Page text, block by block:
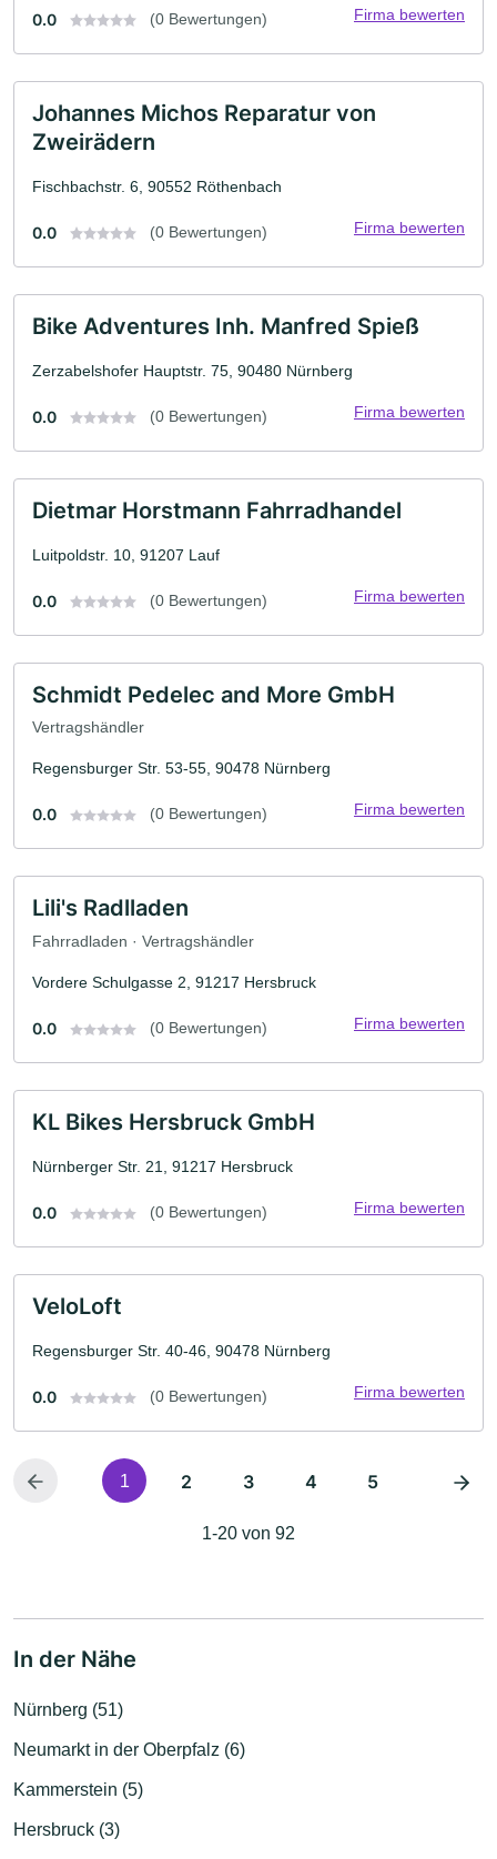
0.0 (0 Bewertungen) Firma bewerten
Johannes Michos Reparatur von
Zweirädern
Fischbachstr. 6, 90552 Röthenbach
0.0 (0 Bewertungen) Firma bewerten
Bike Adventures Inh. Manfred Spieß
Zerzabelshofer Hauptstr. 75, 90480 Nürnberg
0.0 (0 Bewertungen) Firma bewerten
Dietmar Horstmann Fahrradhandel
Luitpoldstr. 10, 91207 Lauf
0.0 (0 Bewertungen) Firma bewerten
Schmidt Pedelec and More GmbH
Vertragshändler
Regensburger Str. 53-55, 90478 Nürnberg
0.0 (0 Bewertungen) Firma bewerten
Lili's Radlladen
Fahrradladen · Vertragshändler
Vordere Schulgasse 2, 91217 Hersbruck
0.0 (0 Bewertungen) Firma bewerten
KL Bikes Hersbruck GmbH
Nürnberger Str. 21, 91217 Hersbruck
0.0 (0 Bewertungen) Firma bewerten
VeloLoft
Regensburger Str. 40-46, 90478 Nürnberg
0.0 (0 Bewertungen) Firma bewerten
1 2 3 4 5
1-20 von 92
In der Nähe
Nürnberg (51)
Neumarkt in der Oberpfalz (6)
Kammerstein (5)
Hersbruck (3)